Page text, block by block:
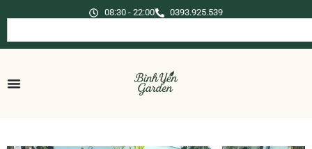
08:30 - 22:00 0393.925.539